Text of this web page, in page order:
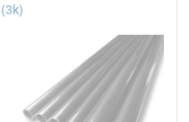
(3k)